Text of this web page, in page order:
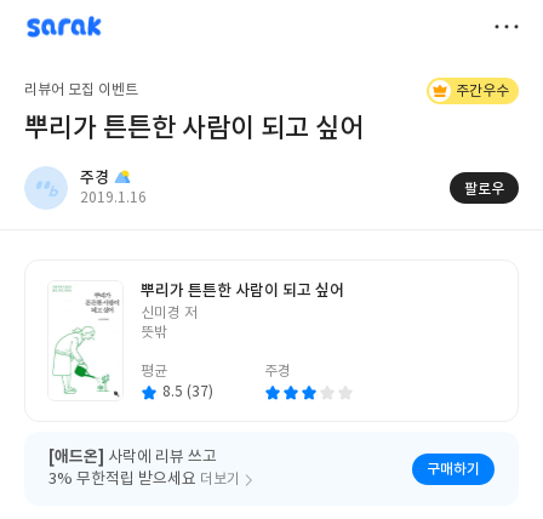
sarak
주경
저
장
리뷰어 모집 이벤트 주간우수
뿌리가 튼튼한 사람이 되고 싶어
주경
작
2019.1.16
팔로우
뿌리가 튼튼한 사람이 되고 싶어
글
쓴
신미경 저
뜻밖
평균
8.5 (37)
주경
[애드온] 사락에 리뷰 쓰고
3% 무한적립 받으세요 더보기
구매하기